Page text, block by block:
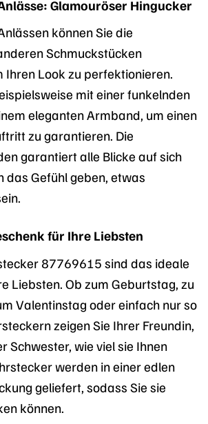
Glamouröser Hingucker
können Sie die
Schmuckstücken
Ihren Look zu perfektionieren.
mit einer funkelnden
eleganten Armband, um einen
zu garantieren. Die
garantiert alle Blicke auf sich
das Gefühl geben, etwas
für Ihre Liebsten
87769615 sind das ideale
Liebsten. Ob zum Geburtstag, zu
Valentinstag oder einfach nur so
zeigen Sie Ihrer Freundin,
Schwester, wie viel sie Ihnen
werden in einer edlen
geliefert, sodass Sie sie
können.